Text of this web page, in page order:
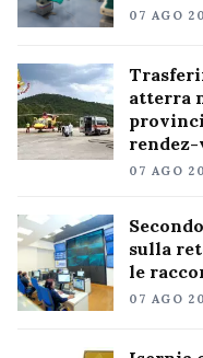
07 AGO
atterra
rendez-
07 AGO
sulla
le
07 AGO